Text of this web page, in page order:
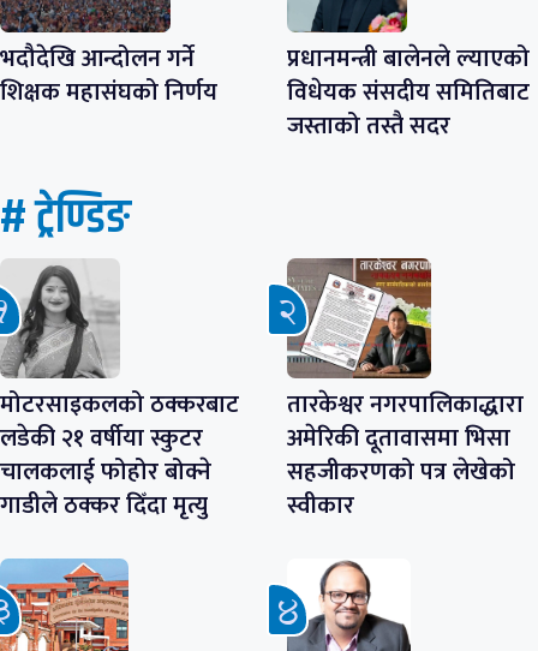
भदौदेखि आन्दोलन गर्ने
शिक्षक महासंघको निर्णय
प्रधानमन्त्री बालेनले ल्याएको
विधेयक संसदीय समितिबाट
जस्ताको तस्तै सदर
# ट्रेण्डिङ
मोटरसाइकलको ठक्करबाट
लडेकी २१ वर्षीया स्कुटर
चालकलाई फोहोर बोक्ने
गाडीले ठक्कर दिँदा मृत्यु
तारकेश्वर नगरपालिकाद्धारा
अमेरिकी दूतावासमा भिसा
सहजीकरणको पत्र लेखेको
स्वीकार